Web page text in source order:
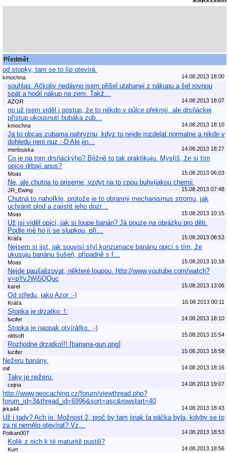
Předmět
od stopky, tam se to líp otevírá.
kmochna 14.08.2013 18:00
souhlas. Ačkoliv nedávno jsem přišel utahanej z nákupu a šel rovnou
spát a hodil nákup na zem. Takž…
AZOR 14.08.2013 18:07
no už jsem viděl i postup, že to někdo v půlce překrojí. ale drsňáckej
přístup ukousnutí bubáka zub…
kmochna 14.08.2013 18:10
Ja to obcas zubama nahryznu, kdyz to nejde rozdelat normalne a nikde v
dohledu neni nuz :-D Ale jin…
merlouska 14.08.2013 18:27
Co je na tom drsňáckýho? Běžně to tak praktikuju. Myslíš, že si tím
opice drbají anus?
Moas 15.08.2013 06:03
Ne, ale chutna to priserne, vzdyt na to cpou buhvijakou chemii.
JR_Ewing 15.08.2013 07:48
Chutná to nahořkle, protože je to obranný mechanismus stromu, jak
uchránit plod a zajistit jeho dozr…
Moas 15.08.2013 10:15
Už jsi viděl opici, jak si loupe banán? Já pouze na obrázku pro děti.
Podle mě ho jí se slupkou, pří…
Kráťa 15.08.2013 08:53
Nejsem si jist, jak souvisí styl konzumace banánu opicí s tím, že
ukusuju banánu šušeň, případně s f…
Moas 15.08.2013 10:18
Nejde paušalizovat, některé loupou. http://www.youtube.com/watch?
v=pYvJWj5QQuc
karel 15.08.2013 13:06
Od středu, jako Azor :-)
Kráťa 16.08.2013 00:11
Stopka je drzatko :!:
lucifer 14.08.2013 18:10
Stopka je naopak otvírátko. ;-)
oldsoft 15.08.2013 15:54
Rozhodne drzatko!!! [banana-gun.png]
lucifer 15.08.2013 18:58
Nežeru banány.
mif 14.08.2013 18:16
Taky je nežeru.
cejna 14.08.2013 19:07
http://www.geocaching.cz/forum/viewthread.php?
forum_id=3&thread_id=6996&sort=asc&rowstart=40
jirka44 14.08.2013 18:43
Už i tady? Ach jo. Možnost 2, proč by tam jinak ta páčka byla, kdyby se to
za ni nemělo otevírat? Vz…
Potkan007 14.08.2013 18:53
Kolik z nich k té maturitě pustili?
Kurt 14.08.2013 18:56